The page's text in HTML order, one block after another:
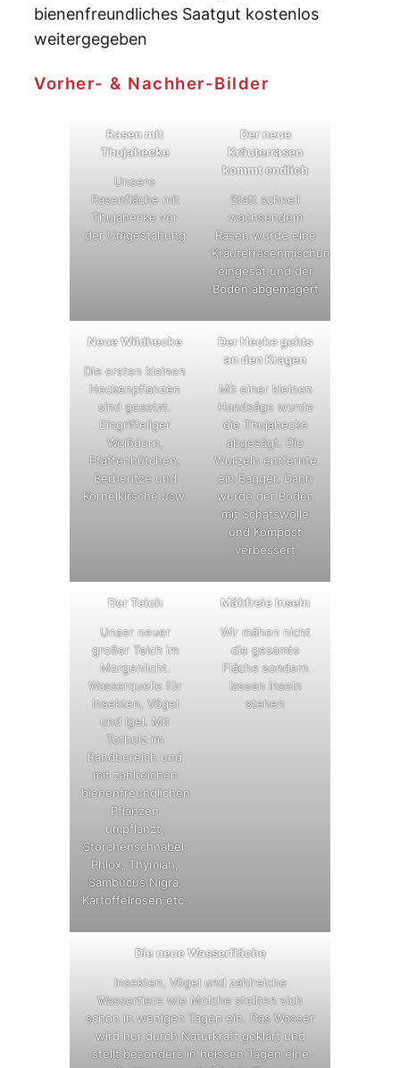
bienenfreundliches Saatgut kostenlos
weitergegeben
Vorher- & Nachher-Bilder
Rasen mit
Thujahecke
Unsere
Rasenfläche mit
Thujahecke vor
der Umgestaltung
Der neue
Kräuterrasen
kommt endlich
Statt schnell
wachsendem
Rasen wurde eine
Kräuterrasenmischung
eingesät und der
Boden abgemagert
Neue Wildhecke
Die ersten kleinen
Heckenpflanzen
sind gesetzt.
Eingriffeliger
Weißdorn,
Pfaffenhütchen,
Berberitze und
Kornelkirsche usw.
Der Hecke gehts
an den Kragen
Mit einer kleinen
Handsäge wurde
die Thujahecke
abgesägt. Die
Wurzeln entfernte
ein Bagger. Dann
wurde der Boden
mit Schafswolle
und Kompost
verbessert
Der Teich
Unser neuer
großer Teich im
Morgenlicht.
Wasserquelle für
Insekten, Vögel
und Igel. Mit
Totholz im
Randbereich und
mit zahlreichen
bienenfreundlichen
Pflanzen
umpflanzt,
Storchenschnabel,
Phlox, Thymian,
Sambucus Nigra,
Kartoffelrosen etc.
Mähfreie Inseln
Wir mähen nicht
die gesamte
Fläche sondern
lassen Inseln
stehen
Die neue Wasserfläche
Insekten, Vögel und zahlreiche
Wassertiere wie Molche stellten sich
schon in wenigen Tagen ein. Das Wasser
wird nur durch Naturkraft geklärt und
stellt besonders in heissen Tagen eine